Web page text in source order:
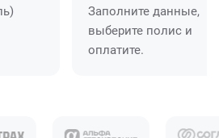
Заполните данные,
выберите полис и
оплатите.